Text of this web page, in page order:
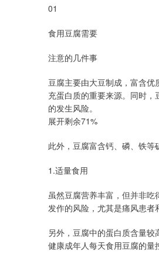
01
食用豆腐需要
注意的几件事
豆腐主要由大豆制成，富含
充蛋白质的重要来源。同时
的发生风险。
展开剩余71%
此外，豆腐富含钙、磷、铁等
1.适量食用
虽然豆腐营养丰富，但并非
发作的风险，尤其是痛风患者
另外，豆腐中的蛋白质含量
健康成年人每天食用豆腐的量